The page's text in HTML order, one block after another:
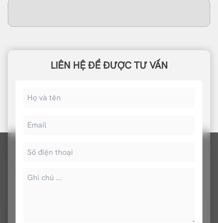
LIÊN HỆ ĐỂ ĐƯỢC TƯ VẤN